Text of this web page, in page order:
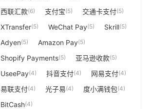
西联汇款(6) 支付宝(5) 交通卡支付(5)
XTransfer(5) WeChat Pay(5) Skrill(5)
Adyen(5) Amazon Pay(5)
Shopify Payments(5) 亚马逊收款(5)
UseePay(4) 抖音支付(4) 网易支付(4)
易联支付(4) 光子易(4) 度小满钱包(4)
BitCash(4)